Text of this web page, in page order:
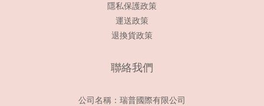
隱私保護政策
運送政策
退換貨政策
聯絡我們
公司名稱：瑞普國際有限公司